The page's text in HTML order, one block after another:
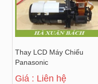
Thay LCD Máy Chiếu
Panasonic
Giá : Liên hệ